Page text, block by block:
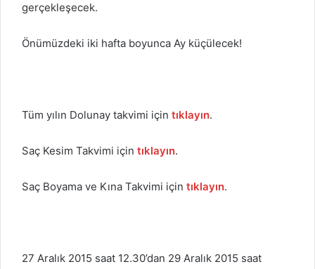
gerçekleşecek.
Önümüzdeki iki hafta boyunca Ay küçülecek!
Tüm yılın Dolunay takvimi için tıklayın.
Saç Kesim Takvimi için tıklayın.
Saç Boyama ve Kına Takvimi için tıklayın.
27 Aralık 2015 saat 12.30’dan 29 Aralık 2015 saat